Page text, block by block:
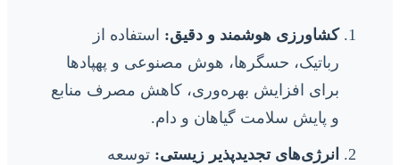
کشاورزی هوشمند و دقیق: استفاده از
رباتیک، حسگرها، هوش مصنوعی و پهپادها
برای افزایش بهره‌وری، کاهش مصرف منابع
و پایش سلامت گیاهان و دام.
انرژی‌های تجدیدپذیر زیستی: توسعه